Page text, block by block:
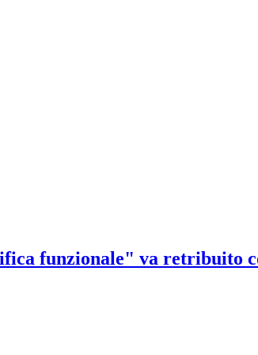
funzionale" va retribuito